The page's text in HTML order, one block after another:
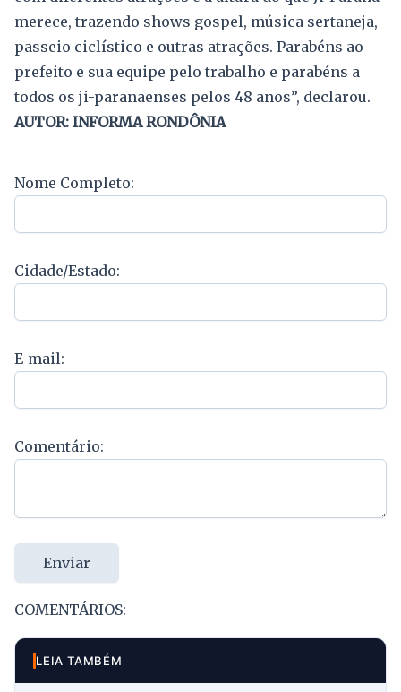
merece, trazendo shows gospel, música sertaneja,
passeio ciclístico e outras atrações. Parabéns ao
prefeito e sua equipe pelo trabalho e parabéns a
todos os ji-paranaenses pelos 48 anos”, declarou.
AUTOR: INFORMA RONDÔNIA
Nome Completo:
Cidade/Estado:
E-mail:
Comentário:
Enviar
COMENTÁRIOS:
LEIA TAMBÉM